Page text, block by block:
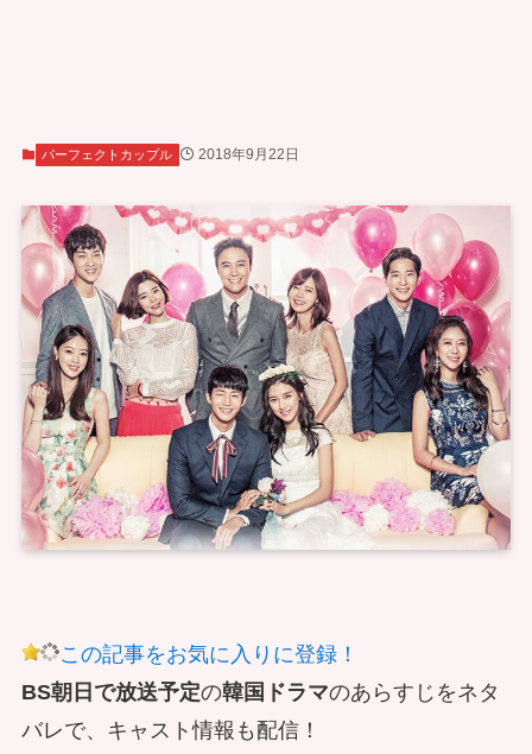
パーフェクトカップル 2018年9月22日
この記事をお気に入りに登録！
BS朝日で放送予定の韓国ドラマのあらすじをネタ
バレで、キャスト情報も配信！